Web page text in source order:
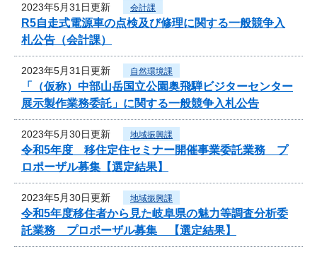
2023年5月31日更新 会計課
R5自走式電源車の点検及び修理に関する一般競争入
札公告（会計課）
2023年5月31日更新 自然環境課
「（仮称）中部山岳国立公園奥飛騨ビジターセンター
展示製作業務委託」に関する一般競争入札公告
2023年5月30日更新 地域振興課
令和5年度 移住定住セミナー開催事業委託業務 プ
ロポーザル募集【選定結果】
2023年5月30日更新 地域振興課
令和5年度移住者から見た岐阜県の魅力等調査分析委
託業務 プロポーザル募集 【選定結果】